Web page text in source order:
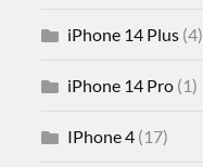
iPhone 14 Plus (4)
iPhone 14 Pro (1)
IPhone 4 (17)